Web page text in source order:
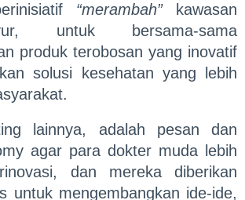
“merambah”kawasan
untuk bersama-sama
produk terobosan yang inovatif
solusi kesehatan yang lebih
lainnya, adalah pesan dan
agar para dokter muda lebih
dan mereka diberikan
untuk mengembangkan ide-ide,